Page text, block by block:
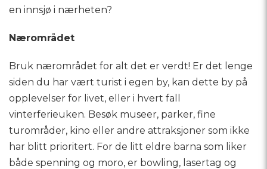
en innsjø i nærheten?
Nærområdet
Bruk nærområdet for alt det er verdt! Er det lenge
siden du har vært turist i egen by, kan dette by på
opplevelser for livet, eller i hvert fall
vinterferieuken. Besøk museer, parker, fine
turområder, kino eller andre attraksjoner som ikke
har blitt prioritert. For de litt eldre barna som liker
både spenning og moro, er bowling, lasertag og